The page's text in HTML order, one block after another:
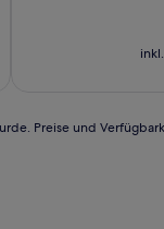
Preise und